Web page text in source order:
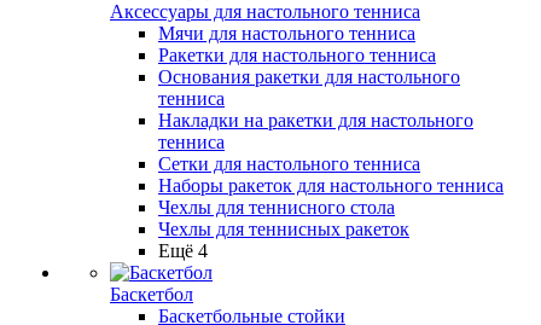
Аксессуары для настольного тенниса
Мячи для настольного тенниса
Ракетки для настольного тенниса
Основания ракетки для настольного
тенниса
Накладки на ракетки для настольного
тенниса
Сетки для настольного тенниса
Наборы ракеток для настольного тенниса
Чехлы для теннисного стола
Чехлы для теннисных ракеток
Ещё 4
Баскетбол
Баскетбольные стойки